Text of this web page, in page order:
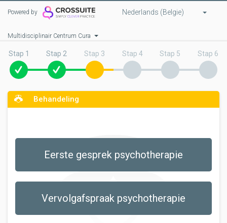
Powered by Nederlands (Belgie)
Multidisciplinair Centrum Cura
Stap 1 Stap 2 Stap 3 Stap 4 Stap 5 Stap 6
Behandeling
Eerste gesprek psychotherapie
Vervolgafspraak psychotherapie